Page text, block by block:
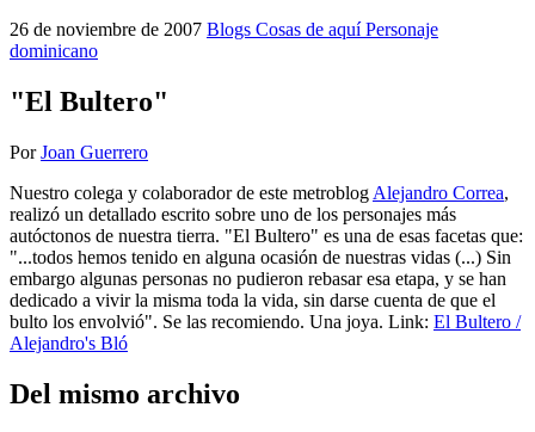
26 de noviembre de 2007 Blogs Cosas de aquíPersonaje
dominicano
"El Bultero"
PorJoan Guerrero
Nuestro colega y colaborador de este metroblog Alejandro Correa,
realizó un detallado escrito sobre uno de los personajes más
autóctonos de nuestra tierra. "El Bultero" es una de esas facetas que:
"...todos hemos tenido en alguna ocasión de nuestras vidas (...) Sin
embargo algunas personas no pudieron rebasar esa etapa, y se han
dedicado a vivir la misma toda la vida, sin darse cuenta de que el
bulto los envolvió". Se las recomiendo. Una joya. Link: El Bultero /
Alejandro's Bló
Del mismo archivo